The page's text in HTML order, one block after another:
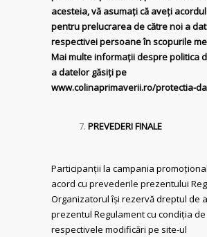
acesteia, vă asumați că aveți
pentru prelucrarea de către noi a
respectivei persoane în scopurile
Mai multe informații despre politica
a datelor găsiți pe
www.colinaprimaverii.ro/protectia-
PREVEDERI FINALE
Participanții la campania
acord cu prevederile prezentului
Organizatorul își rezervă dreptul de
prezentul Regulament cu condiția
respectivele modificări pe site-ul